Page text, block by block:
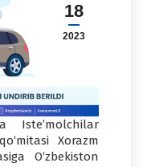
18
2023
Iste’molchilar
Xorazm
O‘zbekiston